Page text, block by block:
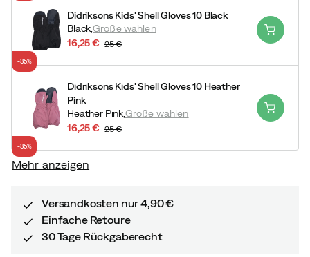
Didriksons Kids' Shell Gloves 10 Black
Black,Größe wählen
16,25 € 25 €
-35%
Didriksons Kids' Shell Gloves 10 Heather
Pink
Heather Pink,Größe wählen
16,25 € 25 €
-35%
Mehr anzeigen
Versandkosten nur 4,90 €
Einfache Retoure
30 Tage Rückgaberecht